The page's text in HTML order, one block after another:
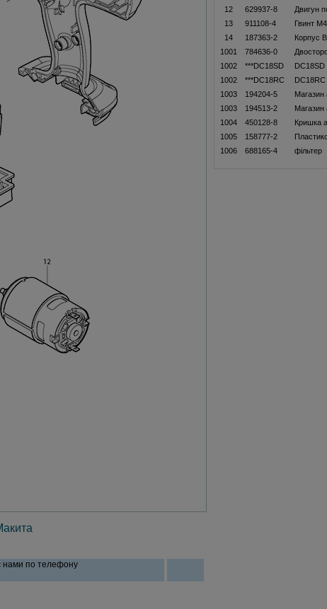
нами по телефону
12
629937-8 Двигун
13
911108-4 Гвинт
14
187363-2 Корпус
1001
784636-0
1002
***DC18SD DC18SD
1002
***DC18RC
1003
194204-5 Магазин
1003
194513-2 Магазин
1004
450128-8 Кришка
1005
158777-2
1006
688165-4 фільтер